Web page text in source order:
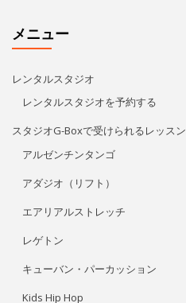
メニュー
レンタルスタジオ
レンタルスタジオを予約する
スタジオG-Boxで受けられるレッスン
アルゼンチンタンゴ
アダジオ（リフト）
エアリアルストレッチ
レゲトン
キューバン・パーカッション
Kids Hip Hop